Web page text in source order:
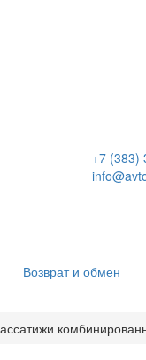
+7 (383)
Возврат и обмен